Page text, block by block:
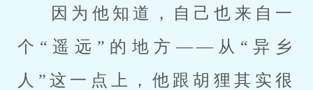
因为他知道，自己也来自一
个“遥远”的地方——从“异乡
人”这一点上，他跟胡狸其实很